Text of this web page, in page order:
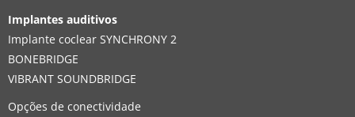
Implantes auditivos
Implante coclear SYNCHRONY 2
BONEBRIDGE
VIBRANT SOUNDBRIDGE
Opções de conectividade